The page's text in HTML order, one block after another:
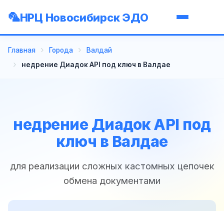
НРЦ Новосибирск ЭДО
Главная Города
Валдай
недрение Диадок API под ключ в Валдае
недрение Диадок API под
ключ в Валдае
для реализации сложных кастомных цепочек
обмена документами